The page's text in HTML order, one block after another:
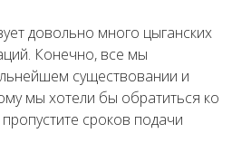
довольно много цыганских
Конечно, все мы
существовании и
мы хотели бы обратиться ко
сроков подачи